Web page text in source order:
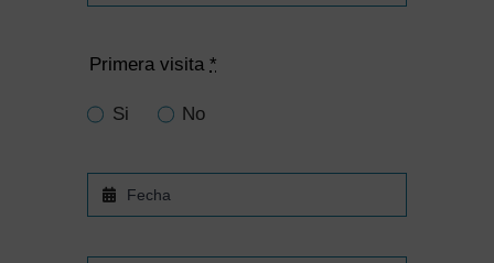
Primera visita*
Si No